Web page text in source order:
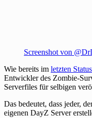
Screenshot von
Wie bereits im letzten
Entwickler des Zombie-
Serverfiles für selbigen
Das bedeutet, dass jeder,
eigenen DayZ Server